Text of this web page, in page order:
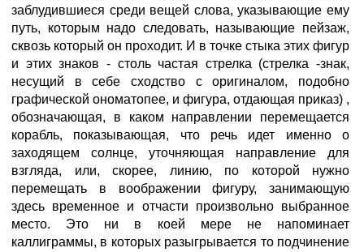
заблудившиеся среди вещей слова, указывающие ему
путь, которым надо следовать, называющие пейзаж,
сквозь который он проходит. И в точке стыка этих фигур
и этих знаков - столь частая стрелка (стрелка -знак,
несущий в себе сходство с оригиналом, подобно
графической ономатопее, и фигура, отдающая приказ) ,
обозначающая, в каком направлении перемещается
корабль, показывающая, что речь идет именно о
заходящем солнце, уточняющая направление для
взгляда, или, скорее, линию, по которой нужно
перемещать в воображении фигуру, занимающую
здесь временное и отчасти произвольно выбранное
место. Это ни в коей мере не напоминает
каллиграммы, в которых разыгрывается то подчинение